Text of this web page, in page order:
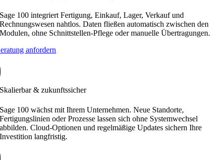
Sage 100 integriert Fertigung, Einkauf, Lager, Verkauf und
Rechnungswesen nahtlos. Daten fließen automatisch zwischen den
Modulen, ohne Schnittstellen-Pflege oder manuelle Übertragungen.
anfordern
Skalierbar & zukunftssicher
Sage 100 wächst mit Ihrem Unternehmen. Neue Standorte,
Fertigungslinien oder Prozesse lassen sich ohne Systemwechsel
abbilden. Cloud-Optionen und regelmäßige Updates sichern Ihre
Investition langfristig.